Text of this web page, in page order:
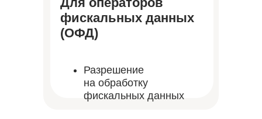
Разрешение
на обработку
фискальных данных
фискальных данных
(ОФД)